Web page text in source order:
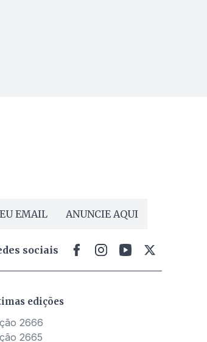
EMAIL ANUNCIE AQUI
sociais
edições
2666
2665